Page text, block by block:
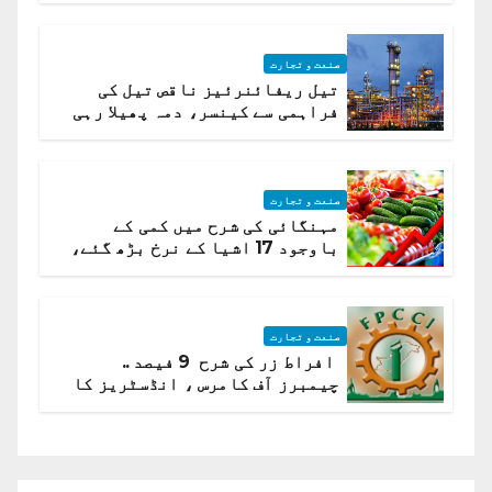
صنعت و تجارت
تیل ریفائنرئیز ناقص تیل کی
فراہمی سے کینسر، دمہ پھیلا رہی
صنعت و تجارت
مہنگائی کی شرح میں کمی کے
باوجود 17 اشیا کے نرخ بڑھ گئے،
صنعت و تجارت
افراط زر کی شرح 9 فیصد ..
چیمبرز آف کامرس ، انڈسٹریز کا